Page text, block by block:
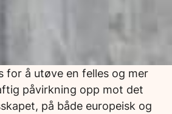
for å utøve en felles og mer
påvirkning opp mot det
på både europeisk og